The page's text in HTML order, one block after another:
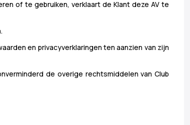
of te gebruiken, verklaart de Klant deze AV te
en privacyverklaringen ten aanzien van zijn
de overige rechtsmiddelen van Club